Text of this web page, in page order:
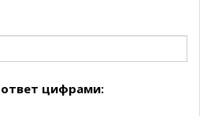
цифрами: